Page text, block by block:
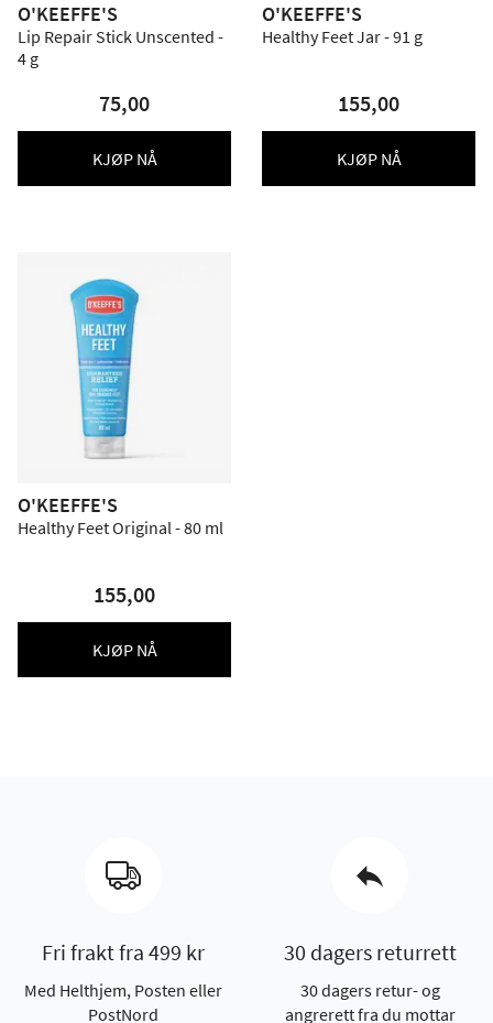
O'KEEFFE'S
Lip Repair Stick Unscented -
4 g
75,00
KJØP NÅ
O'KEEFFE'S
Healthy Feet Jar - 91 g
155,00
KJØP NÅ
O'KEEFFE'S
Healthy Feet Original - 80 ml
155,00
KJØP NÅ
Fri frakt fra 499 kr
Med Helthjem, Posten eller
PostNord
30 dagers returrett
30 dagers retur- og
angrerett fra du mottar